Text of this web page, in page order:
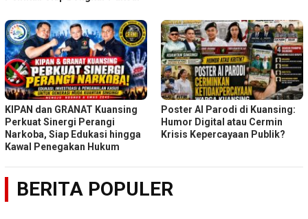
KIPAN dan GRANAT Kuansing
Perkuat Sinergi Perangi
Narkoba, Siap Edukasi hingga
Kawal Penegakan Hukum
Poster AI Parodi di Kuansing:
Humor Digital atau Cermin
Krisis Kepercayaan Publik?
BERITA POPULER